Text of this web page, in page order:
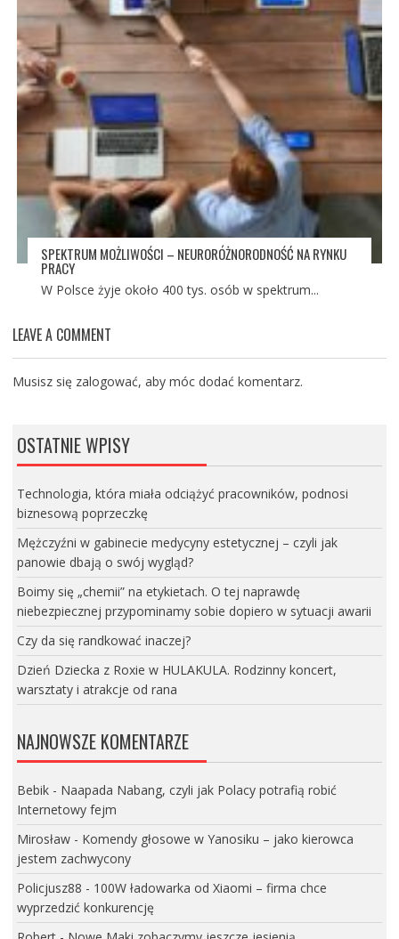
SPEKTRUM MOŻLIWOŚCI – NEURORÓŻNORODNOŚĆ NA RYNKU
PRACY
W Polsce żyje około 400 tys. osób w spektrum...
LEAVE A COMMENT
Musisz się zalogować, aby móc dodać komentarz.
OSTATNIE WPISY
Technologia, która miała odciążyć pracowników, podnosi
biznesową poprzeczkę
Mężczyźni w gabinecie medycyny estetycznej – czyli jak
panowie dbają o swój wygląd?
Boimy się „chemii” na etykietach. O tej naprawdę
niebezpiecznej przypominamy sobie dopiero w sytuacji awarii
Czy da się randkować inaczej?
Dzień Dziecka z Roxie w HULAKULA. Rodzinny koncert,
warsztaty i atrakcje od rana
NAJNOWSZE KOMENTARZE
Bebik- Naapada Nabang, czyli jak Polacy potrafią robić
Internetowy fejm
Mirosław- Komendy głosowe w Yanosiku – jako kierowca
jestem zachwycony
Policjusz88 - 100W ładowarka od Xiaomi – firma chce
wyprzedzić konkurencję